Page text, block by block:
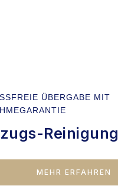
ÜBERGABE MIT
Reinigung
MEHR ERFAHREN